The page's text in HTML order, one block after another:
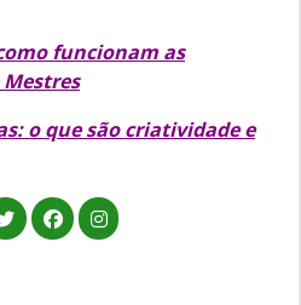
funcionam as
Mestres
o que são criatividade e